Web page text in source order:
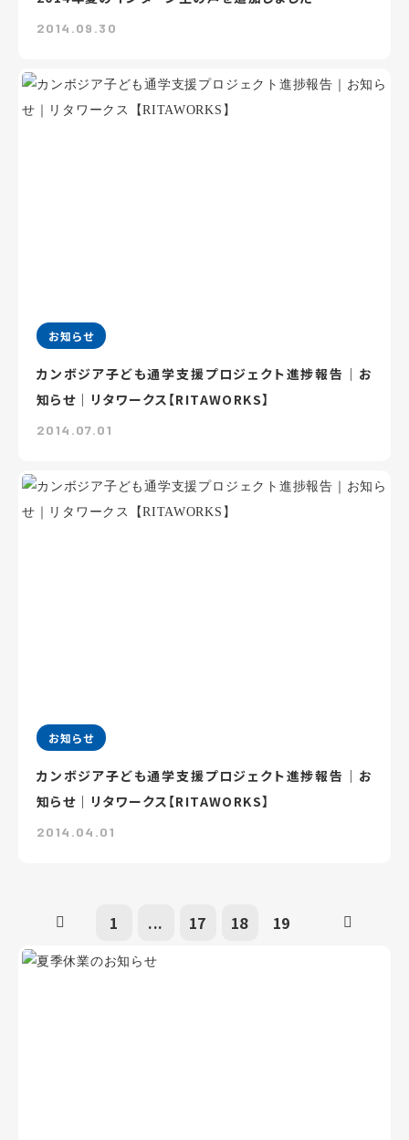
2014.09.30
お知らせ
カンボジア子ども通学支援プロジェクト進捗報告｜お
知らせ｜リタワークス【RITAWORKS】
2014.07.01
お知らせ
カンボジア子ども通学支援プロジェクト進捗報告｜お
知らせ｜リタワークス【RITAWORKS】
2014.04.01
1 ... 17 18 19